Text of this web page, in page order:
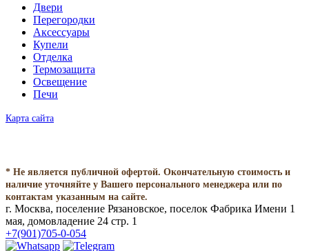
Двери
Перегородки
Аксессуары
Купели
Отделка
Термозащита
Освещение
Печи
Карта сайта
* Не является публичной офертой. Окончательную стоимость и
наличие уточняйте у Вашего персонального менеджера или по
контактам указанным на сайте.
г. Москва, поселение Рязановское, поселок Фабрика Имени 1
мая, домовладение 24 стр. 1
+7(901)705-0-054